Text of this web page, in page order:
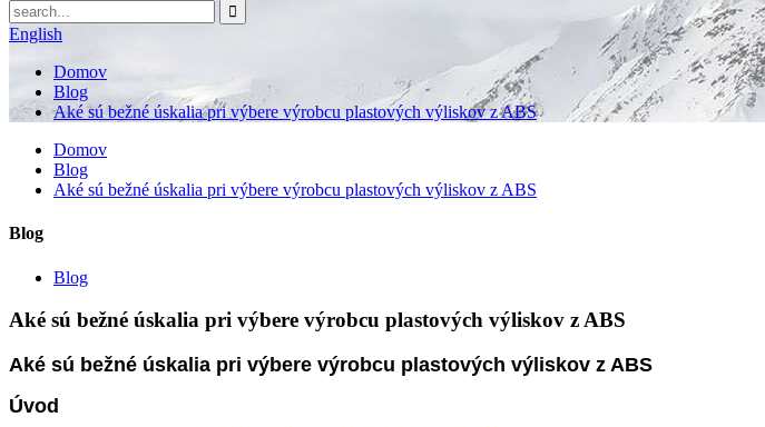
English
Domov
Blog
Aké sú bežné úskalia pri výbere výrobcu plastových výliskov z ABS
Domov
Blog
Aké sú bežné úskalia pri výbere výrobcu plastových výliskov z ABS
Blog
Blog
Aké sú bežné úskalia pri výbere výrobcu plastových výliskov z ABS
Aké sú bežné úskalia pri výbere výrobcu plastových výliskov z ABS
Úvod